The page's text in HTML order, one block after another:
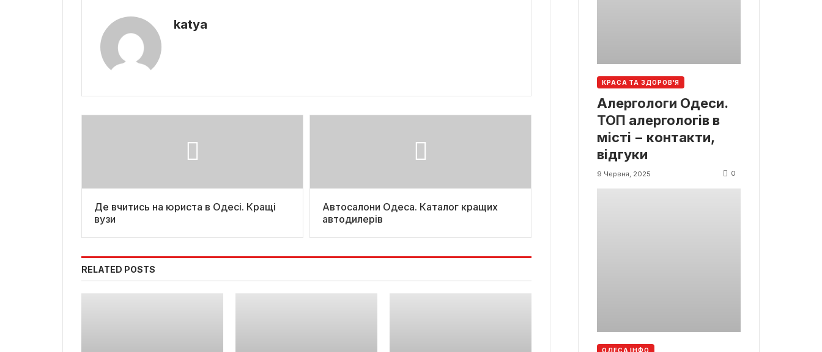
katya
Де вчитись на юриста в Одесі. Кращі
вузи
Автосалони Одеса. Каталог кращих
автодилерів
RELATED POSTS
КРАСА ТА ЗДОРОВ'Я
Алергологи Одеси.
ТОП алергологів в
місті − контакти,
відгуки
9 Червня, 2025 0
ОДЕСА ІНФО